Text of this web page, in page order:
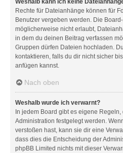
Weshalb kann ich keine
Rechte für Dateianhänge können für
Benutzer vergeben werden. Die
möglicherweise nicht erlaubt,
in dem du deinen Beitrag verfassen
Gruppen dürfen Dateien hochladen.
kontaktieren, falls du dir nicht sicher
anfügen kannst.
Nach oben
Weshalb wurde ich verwarnt?
In jedem Board gibt es eigene
Administration festgelegt werden.
verstoßen hast, kann sie dir eine
dass dies die Entscheidung der
phpBB Limited nichts mit dieser